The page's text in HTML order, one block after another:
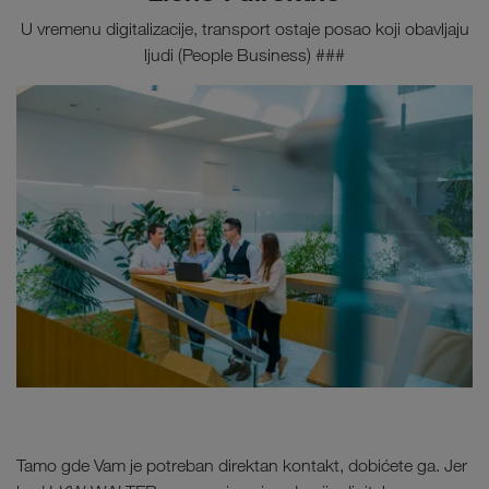
Francuska i Švedska).
Kamionski transporti Evropa
Kamionski transporti Bliski istok
Kamionski prevozi Severna Afrika
Kamionski transport Centralna Azija
Kamionski prevoz Rusija
U vremenu digitalizacije, transport ostaje posao koji obavljaju
ljudi (People Business) ###
Tamo gde Vam je potreban direktan kontakt, dobićete ga. Jer